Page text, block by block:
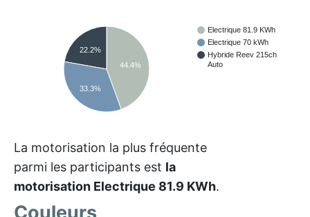
Electrique 81.9 KWh
Electrique 70 kWh
Hybride Reev 215ch
Auto
44.4%
22.2%
33.3%
La motorisation la plus fréquente
parmi les participants est la
motorisation Electrique 81.9 KWh.